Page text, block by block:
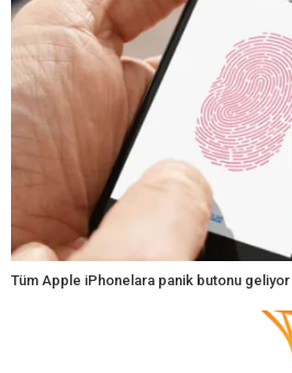
Tüm Apple iPhonelara panik butonu geliyor